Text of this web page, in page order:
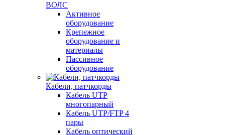
ВОЛС
Активное
оборудование
Крепежное
оборудование и
материалы
Пассивное
оборудование
Кабели, патчкорды
Кабель UTP
многопарный
Кабель UTP/FTP 4
пары
Кабель оптический